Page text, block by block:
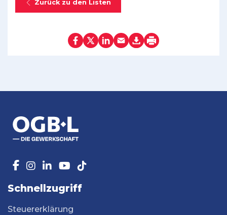
Zurück zu den Listen
Schnellzugriff
Steuererklärung